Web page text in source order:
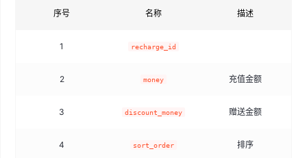
序号 名称 描述
1 recharge_id
2 money 充值金额
3 discount_money 赠送金额
4 sort_order 排序